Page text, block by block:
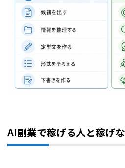
AI副業で稼げる人と稼げ